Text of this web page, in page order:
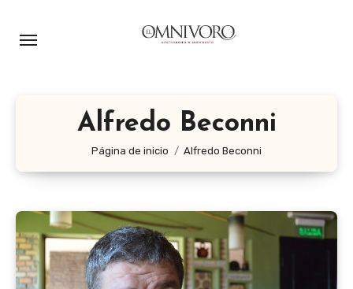
Alfredo Beconni
Página de inicio Alfredo Beconni